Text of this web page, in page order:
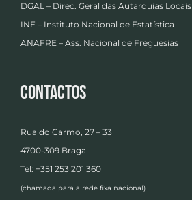
DGAL – Direc. Geral das Autarquias Locais
INE – Instituto Nacional de Estatística
ANAFRE – Ass. Nacional de Freguesias
Contactos
Rua do Carmo, 27 – 33
4700-309 Braga
Tel: +351 253 201 360
(chamada para a rede fixa nacional)